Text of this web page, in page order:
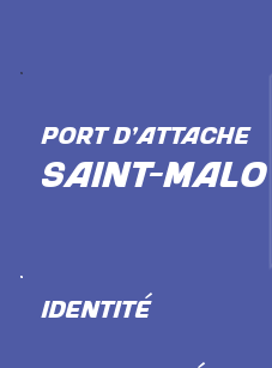
IDENTITÉ
PORT D'ATTACHE
SAINT-MALO